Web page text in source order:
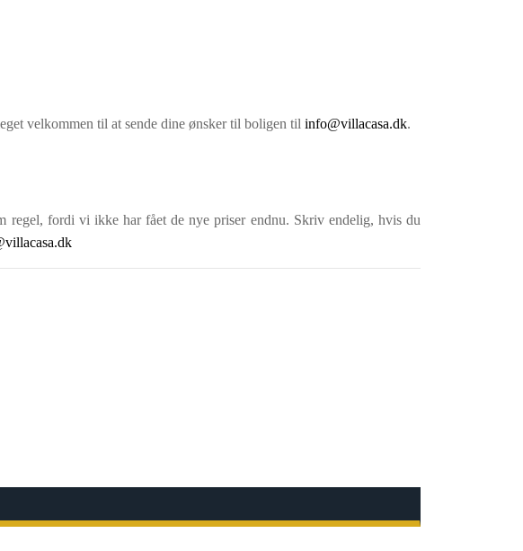
velkommen til at sende dine ønsker til boligen til info@villacasa.dk.
fordi vi ikke har fået de nye priser endnu. Skriv endelig, hvis du